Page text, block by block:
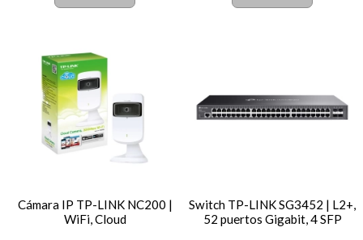
Cámara IP TP-LINK NC200 |
WiFi, Cloud
Switch TP-LINK SG3452 | L2+,
52 puertos Gigabit, 4 SFP